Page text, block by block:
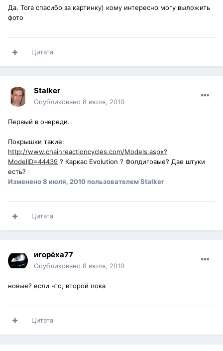
Да. Tora спасибо за картинку) кому интересно могу выложить
фото
Цитата
Stalker
Опубликовано 8 июля, 2010
Первый в очереди.
Покрышки такие:
http://www.chainreactioncycles.com/Models.aspx?
ModelID=44439 ? Каркас Evolution ? Фолдиговые? Две штуки
есть?
Изменено8 июля, 2010пользователем Stalker
Цитата
игорёха77
Опубликовано 8 июля, 2010
новые? если что, второй пока
Цитата